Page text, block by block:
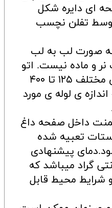
ای دایره شکل
تفلن نچسب
صورت لب به لب
و ماده نیست. اتو
های پلی اتیلن در سایز های مختلف ۱۲۵ تا ۴۰۰
ی لوله ی مورد
داخل صفحه داغ
تعبیه شده
پیشنهادی
درجه سانتی گراد میباشد که
و شرایط محیط قابل